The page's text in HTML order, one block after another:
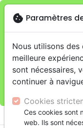
Je veux retirer
warningCette boutique
magasin.
Pour les livraisons
commandes sur la
cookie Paramètres
Nous utilisons
meilleure
sont nécessaires,
continuer à
Cookies
Ces cookies sont
web. Ils sont